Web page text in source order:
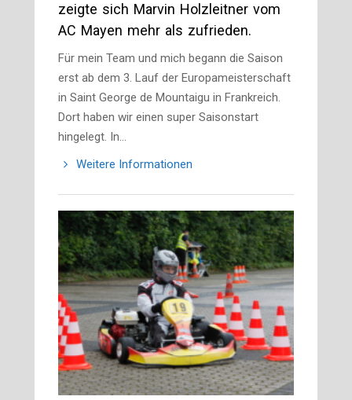
zeigte sich Marvin Holzleitner vom
AC Mayen mehr als zufrieden.
Für mein Team und mich begann die Saison
erst ab dem 3. Lauf der Europameisterschaft
in Saint George de Mountaigu in Frankreich.
Dort haben wir einen super Saisonstart
hingelegt. In…
Weitere Informationen